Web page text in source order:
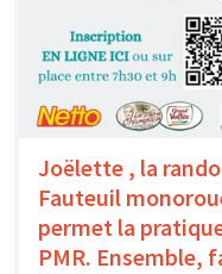
Joëlette , la
Fauteuil
permet la
PMR. Ensemble,